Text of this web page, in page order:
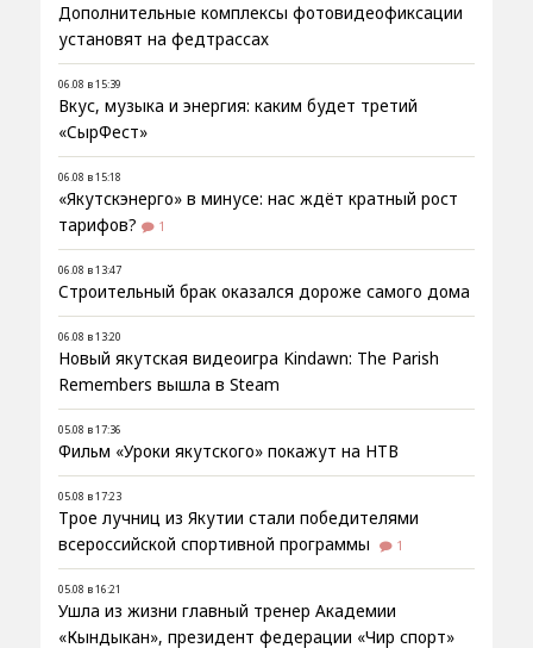
Дополнительные комплексы фотовидеофиксации
установят на федтрассах
06.08 в 15:39
Вкус, музыка и энергия: каким будет третий
«СырФест»
06.08 в 15:18
«Якутскэнерго» в минусе: нас ждёт кратный рост
тарифов?
1
06.08 в 13:47
Строительный брак оказался дороже самого дома
06.08 в 13:20
Новый якутская видеоигра Kindawn: The Parish
Remembers вышла в Steam
05.08 в 17:36
Фильм «Уроки якутского» покажут на НТВ
05.08 в 17:23
Трое лучниц из Якутии стали победителями
всероссийской спортивной программы
1
05.08 в 16:21
Ушла из жизни главный тренер Академии
«Кындыкан», президент федерации «Чир спорт»